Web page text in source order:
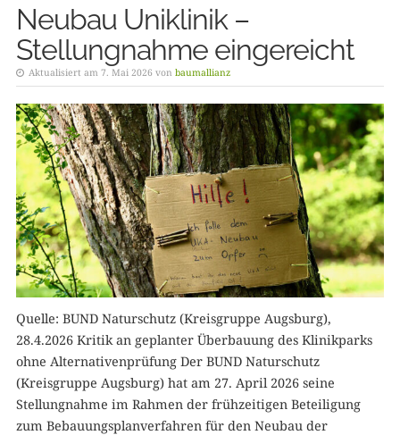
Neubau Uniklinik –
Stellungnahme eingereicht
Aktualisiert am 7. Mai 2026 von baumallianz
Quelle: BUND Naturschutz (Kreisgruppe Augsburg),
28.4.2026 Kritik an geplanter Überbauung des Klinikparks
ohne Alternativenprüfung Der BUND Naturschutz
(Kreisgruppe Augsburg) hat am 27. April 2026 seine
Stellungnahme im Rahmen der frühzeitigen Beteiligung
zum Bebauungsplanverfahren für den Neubau der